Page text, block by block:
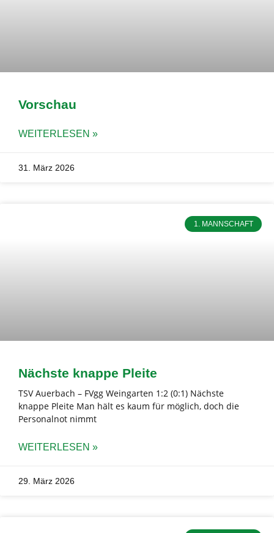
Vorschau
WEITERLESEN »
31. März 2026
1. MANNSCHAFT
Nächste knappe Pleite
TSV Auerbach – FVgg Weingarten 1:2 (0:1) Nächste
knappe Pleite Man hält es kaum für möglich, doch die
Personalnot nimmt
WEITERLESEN »
29. März 2026